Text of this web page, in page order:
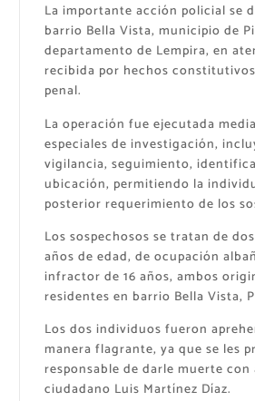
La importante acción policial se
barrio Bella Vista, municipio de
departamento de Lempira, en
recibida por hechos
penal.
La operación fue ejecutada
especiales de investigación,
vigilancia, seguimiento,
ubicación, permitiendo la
posterior requerimiento de los
Los sospechosos se tratan de
años de edad, de ocupación
infractor de 16 años, ambos
residentes en barrio Bella Vista,
Los dos individuos fueron
manera flagrante, ya que se les
responsable de darle muerte con
ciudadano Luis Martínez Díaz.